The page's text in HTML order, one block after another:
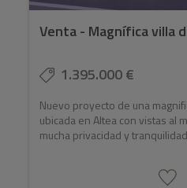
Venta - Magnífica villa
1.395.000 €
Nuevo proyecto de una
ubicada en Altea con vistas al
mucha privacidad y